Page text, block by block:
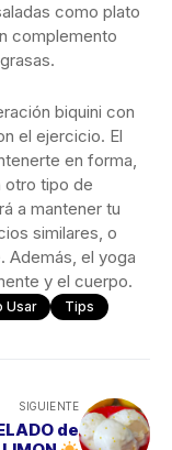
como plato
complemento
biquini con
el ejercicio. El
en forma,
otro tipo de
a mantener tu
similares, o
Además, el yoga
y el cuerpo.
Usar Tips
SIGUIENTE
de